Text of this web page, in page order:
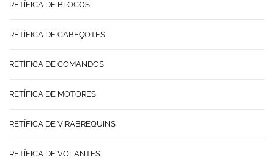
RETÍFICA DE BLOCOS
RETÍFICA DE CABEÇOTES
RETÍFICA DE COMANDOS
RETÍFICA DE MOTORES
RETÍFICA DE VIRABREQUINS
RETÍFICA DE VOLANTES